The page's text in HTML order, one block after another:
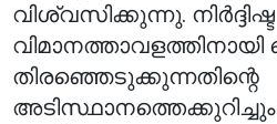
വിശ്വസിക്കുന്നു. നിർദ്ദിഷ്ട
വിമാനത്താവളത്തിനായി
തിരഞ്ഞെടുക്കുന്നതിന്റെ